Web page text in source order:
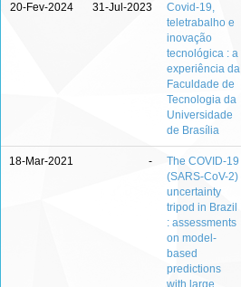
20-Fev-2024 31-Jul-2023
Covid-19,
teletrabalho e
inovação
tecnológica : a
experiência da
Faculdade de
Tecnologia da
Universidade
de Brasília
18-Mar-2021 -
The COVID-19
(SARS-CoV-2)
uncertainty
tripod in Brazil
: assessments
on model-
based
predictions
with large